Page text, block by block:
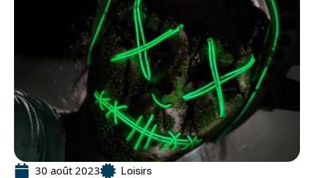
30 août 2023 Loisirs